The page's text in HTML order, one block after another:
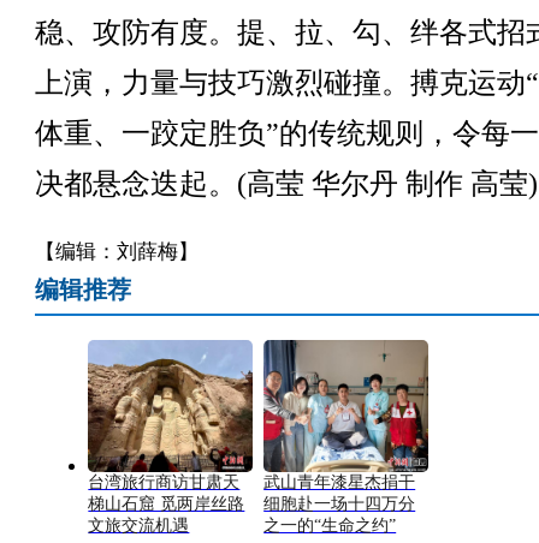
稳、攻防有度。提、拉、勾、绊各式招
上演，力量与技巧激烈碰撞。搏克运动
体重、一跤定胜负”的传统规则，令每
决都悬念迭起。(高莹 华尔丹 制作 高莹)
【编辑：刘薛梅】
编辑推荐
台湾旅行商访甘肃天
梯山石窟 觅两岸丝路
文旅交流机遇
武山青年漆星杰捐干
细胞赴一场十四万分
之一的“生命之约”